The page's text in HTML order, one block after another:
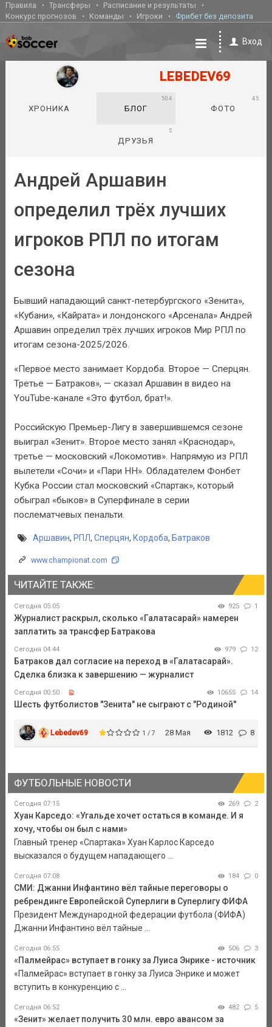
Правила Трансферы
Расписание и результаты
Конкурс прогнозов
Команды Игроки Фрибет без депозита
Вход
LEBEDEV69
ХРОНИКА БЛОГ
504
ФОТО
45
ДРУЗЬЯ
5
Андрей Аршавин
определил трёх лучших
игроков РПЛ по итогам
сезона
Бывший нападающий санкт-петербургского «Зенита»,
«Кубани», «Кайрата» и лондонского «Арсенала» Андрей
Аршавин определил трёх лучших игроков Мир РПЛ по
итогам сезона-2025/2026.
«Первое место занимает Кордоба. Второе — Сперцян.
Третье — Батраков», — сказал Аршавин в видео на
YouTube-канале «Это футбол, брат!».
Российскую Премьер-Лигу в завершившемся сезоне
выиграл «Зенит». Второе место занял «Краснодар»,
третье — московский «Локомотив». Напрямую из РПЛ
вылетели «Сочи» и «Пари НН». Обладателем Фонбет
Кубка России стал московский «Спартак», который
обыграл «быков» в Суперфинале в серии
послематчевых пенальти.
Аршавин, РПЛ, Сперцян, Кордоба, Батраков
www.championat.com
ЧИТАЙТЕ ТАКЖЕ:
Сегодня 05:05 925 1
Журналист раскрыл, сколько «Галатасарай» намерен
заплатить за трансфер Батракова
Сегодня 04:44 979 12
Батраков дал согласие на переход в «Галатасарай».
Сделка близка к завершению — журналист
Сегодня 00:50 10655 14
Шесть футболистов "Зенита" не сыграют с "Родиной"
Lebedev69 1 / 7 28 Мая 1812 8
ФУТБОЛЬНЫЕ НОВОСТИ
Сегодня 07:15 269 2
Хуан Карседо: «Угальде хочет остаться в команде. И я
хочу, чтобы он был с нами»
Главный тренер «Спартака» Хуан Карлос Карседо
высказался о будущем нападающего ...
Сегодня 07:08 184 0
СМИ: Джанни Инфантино вёл тайные переговоры о
ребрендинге Европейской Суперлиги в Суперлигу ФИФА
Президент Международной федерации футбола (ФИФА)
Джанни Инфантино вёл тайные ...
Сегодня 06:55 506 3
«Палмейрас» вступает в гонку за Луиса Энрике - источник
«Палмейрас» вступает в гонку за Луиса Энрике и может
вступить в конкуренцию с ...
Сегодня 06:52 482 5
«Зенит» желает получить 30 млн. евро авансом за